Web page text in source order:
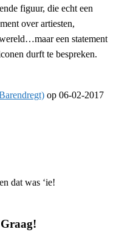
figuur, die echt een
over artiesten,
een statement
durft te bespreken.
op 06-02-2017
dat was ‘ie!